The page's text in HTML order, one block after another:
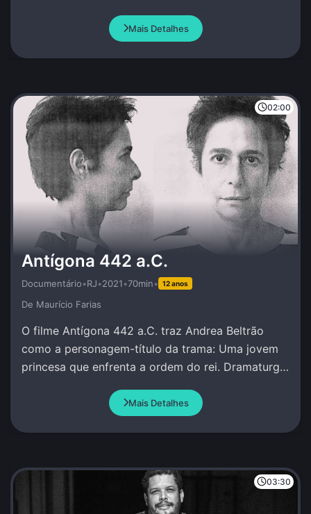
Mais Detalhes
02:00
Antígona 442 a.C.
Documentário•RJ•2021•70min• 12 anos
De Maurí­cio Farias
O filme Antígona 442 a.C. traz Andrea Beltrão
como a personagem-título da trama: Uma jovem
princesa que enfrenta a ordem do rei. Dramaturgia
Mais Detalhes
03:30